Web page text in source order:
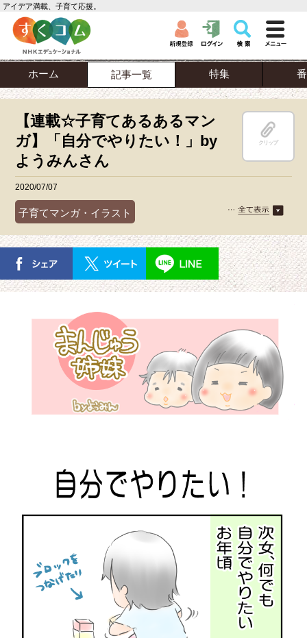
アイデア満載、子育て応援。
ホーム 記事一覧 特集
【連載☆子育てあるあるマン
ガ】「自分でやりたい！」by
ようみんさん
クリップ
2020/07/07
子育てマンガ・イラスト